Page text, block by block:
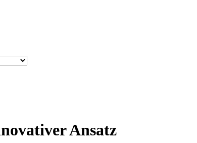
Ansatz